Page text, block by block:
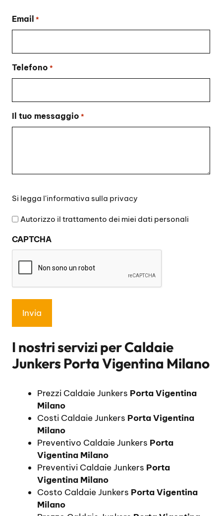
Email *
Telefono *
Il tuo messaggio *
legga
l'informativa
privacy
Si legga l'informativa sulla privacy
Autorizzo il trattamento dei miei dati personali
CAPTCHA
I nostri servizi perCaldaie
Junkers Porta Vigentina Milano
Prezzi Caldaie Junkers Porta Vigentina
Milano
Costi Caldaie Junkers Porta Vigentina
Milano
Preventivo Caldaie Junkers Porta
Vigentina Milano
Preventivi Caldaie Junkers Porta
Vigentina Milano
Costo Caldaie Junkers Porta Vigentina
Milano